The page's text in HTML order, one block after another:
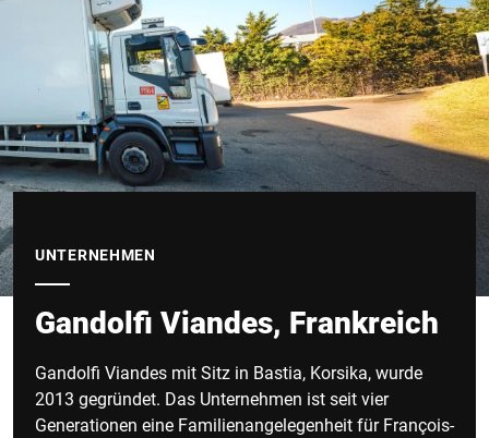
UNTERNEHMEN
Gandolfi Viandes, Frankreich
Gandolfi Viandes mit Sitz in Bastia, Korsika, wurde
2013 gegründet. Das Unternehmen ist seit vier
Generationen eine Familienangelegenheit für François-